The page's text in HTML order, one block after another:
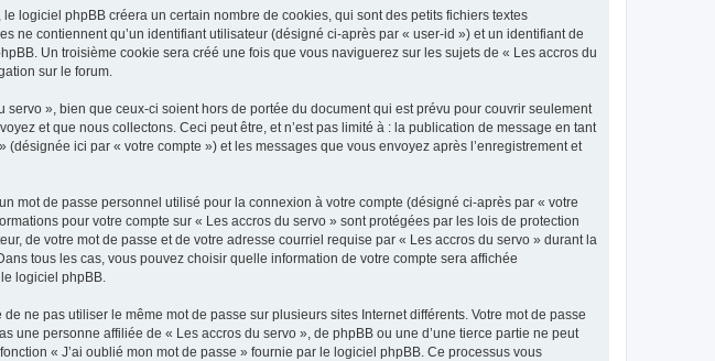
logiciel phpBB créera un certain nombre de cookies, qui sont des petits fichiers textes
ne contiennent qu’un identifiant utilisateur (désigné ci-après par « user-id ») et un identifiant de
Un troisième cookie sera créé une fois que vous naviguerez sur les sujets de « Les accros du
sur le forum.
», bien que ceux-ci soient hors de portée du document qui est prévu pour couvrir seulement
et que nous collectons. Ceci peut être, et n’est pas limité à : la publication de message en tant
ici par « votre compte ») et les messages que vous envoyez après l’enregistrement et
mot de passe personnel utilisé pour la connexion à votre compte (désigné ci-après par « votre
pour votre compte sur « Les accros du servo » sont protégées par les lois de protection
de votre mot de passe et de votre adresse courriel requise par « Les accros du servo » durant la
tous les cas, vous pouvez choisir quelle information de votre compte sera affichée
logiciel phpBB.
ne pas utiliser le même mot de passe sur plusieurs sites Internet différents. Votre mot de passe
une personne affiliée de « Les accros du servo », de phpBB ou une d’une tierce partie ne peut
« J’ai oublié mon mot de passe » fournie par le logiciel phpBB. Ce processus vous